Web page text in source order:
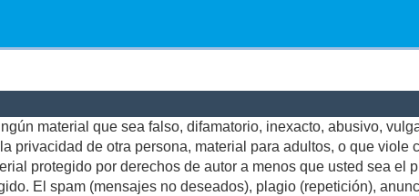
material que sea falso, difamatorio, inexacto, abusivo,
privacidad de otra persona, material para adultos, o que viole
protegido por derechos de autor a menos que usted sea el
El spam (mensajes no deseados), plagio (repetición),